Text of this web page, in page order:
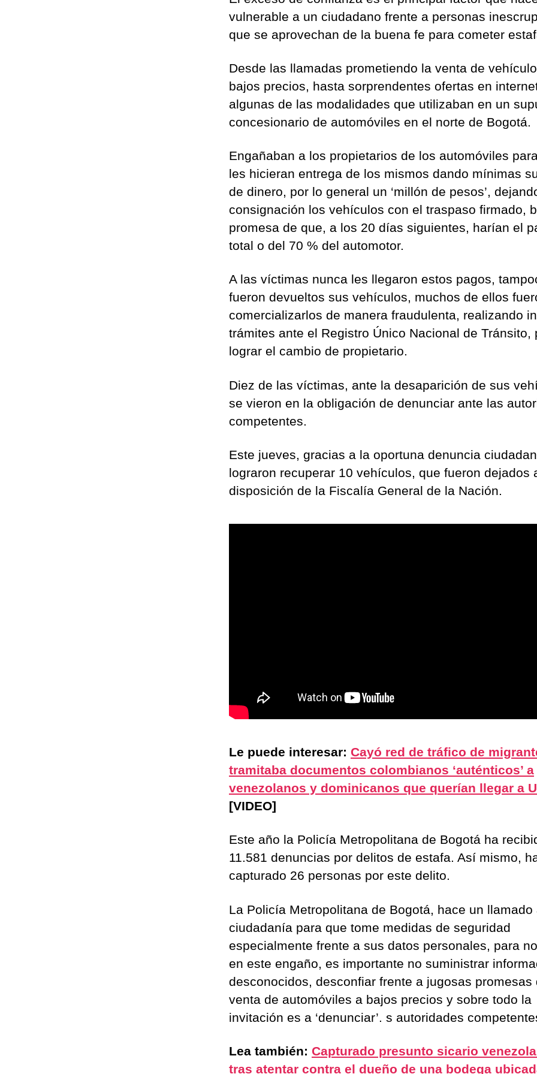
vulnerable a un ciudadano frente a personas
que se aprovechan de la buena fe para cometer
Desde las llamadas prometiendo la venta de
bajos precios, hasta sorprendentes ofertas en
algunas de las modalidades que utilizaban en un
concesionario de automóviles en el norte de Bogotá.
Engañaban a los propietarios de los automóviles
les hicieran entrega de los mismos dando mínimas
de dinero, por lo general un ‘millón de pesos’,
consignación los vehículos con el traspaso firmado,
promesa de que, a los 20 días siguientes, harían el
total o del 70 % del automotor.
A las víctimas nunca les llegaron estos pagos,
fueron devueltos sus vehículos, muchos de ellos
comercializarlos de manera fraudulenta, realizando
trámites ante el Registro Único Nacional de Tránsito,
lograr el cambio de propietario.
Diez de las víctimas, ante la desaparición de sus
se vieron en la obligación de denunciar ante las
competentes.
Este jueves, gracias a la oportuna denuncia
lograron recuperar 10 vehículos, que fueron dejados
disposición de la Fiscalía General de la Nación.
Le puede interesar: Cayó red de tráfico de
tramitaba documentos colombianos ‘auténticos’ a
venezolanos y dominicanos que querían llegar a
[VIDEO]
Este año la Policía Metropolitana de Bogotá ha
11.581 denuncias por delitos de estafa. Así mismo,
capturado 26 personas por este delito.
La Policía Metropolitana de Bogotá, hace un llamado
ciudadanía para que tome medidas de seguridad
especialmente frente a sus datos personales, para
en este engaño, es importante no suministrar
desconocidos, desconfiar frente a jugosas promesas
venta de automóviles a bajos precios y sobre todo la
invitación es a ‘denunciar’. s autoridades
Lea también: Capturado presunto sicario
tras atentar contra el dueño de una bodega